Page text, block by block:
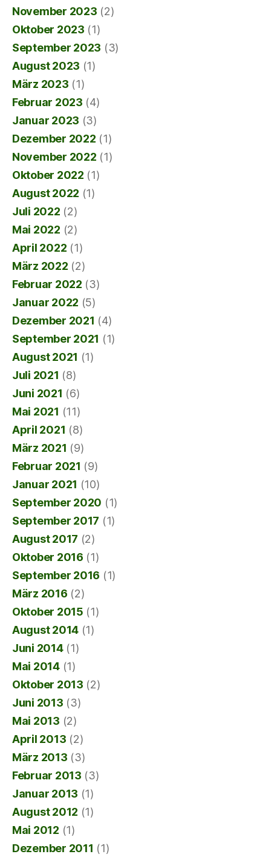
November 2023 (2)
Oktober 2023 (1)
September 2023 (3)
August 2023 (1)
März 2023 (1)
Februar 2023 (4)
Januar 2023 (3)
Dezember 2022 (1)
November 2022 (1)
Oktober 2022 (1)
August 2022 (1)
Juli 2022 (2)
Mai 2022 (2)
April 2022 (1)
März 2022 (2)
Februar 2022 (3)
Januar 2022 (5)
Dezember 2021 (4)
September 2021 (1)
August 2021 (1)
Juli 2021 (8)
Juni 2021 (6)
Mai 2021 (11)
April 2021 (8)
März 2021 (9)
Februar 2021 (9)
Januar 2021 (10)
September 2020 (1)
September 2017 (1)
August 2017 (2)
Oktober 2016 (1)
September 2016 (1)
März 2016 (2)
Oktober 2015 (1)
August 2014 (1)
Juni 2014(1)
Mai 2014(1)
Oktober 2013 (2)
Juni 2013 (3)
Mai 2013 (2)
April 2013 (2)
März 2013 (3)
Februar 2013 (3)
Januar 2013 (1)
August 2012 (1)
Mai 2012 (1)
Dezember 2011 (1)